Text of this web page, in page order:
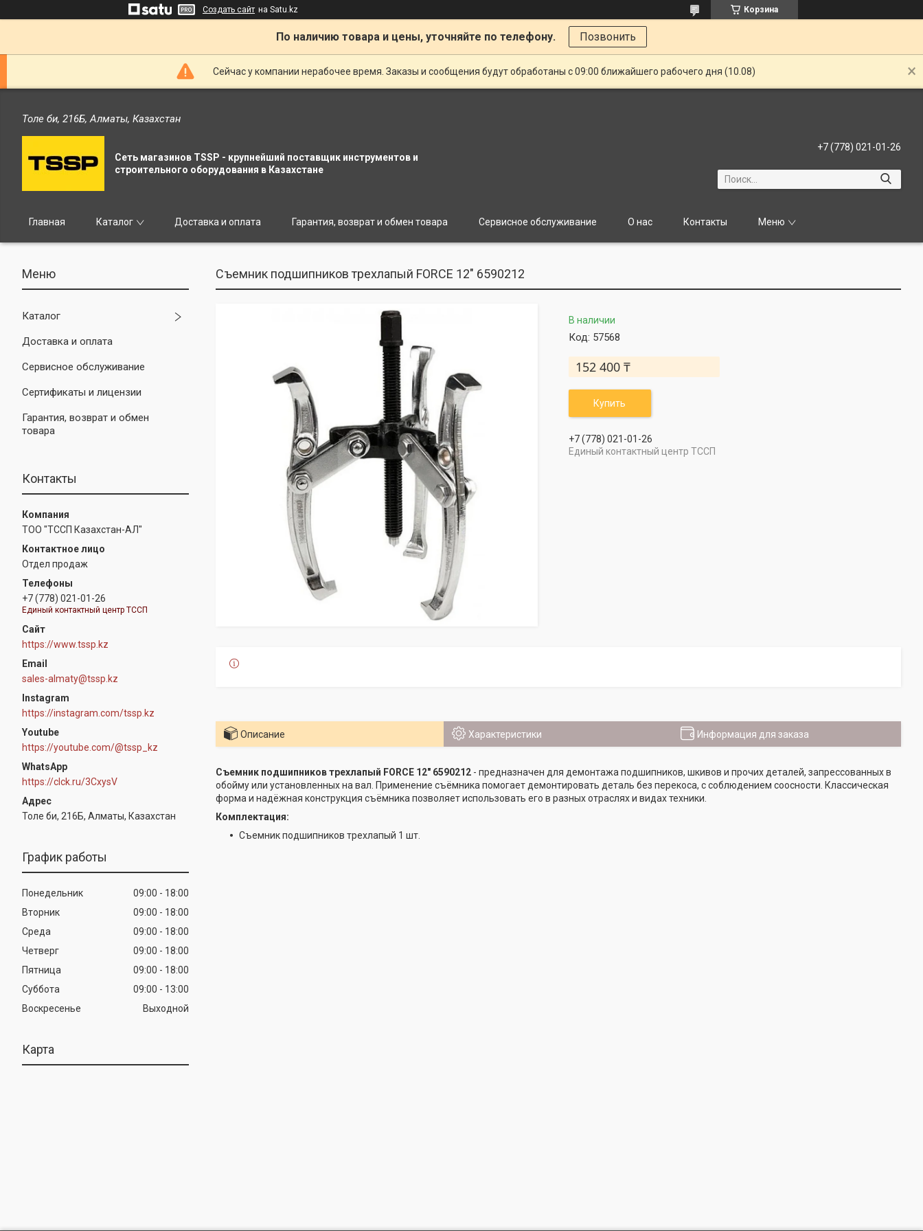
Создать сайт на Satu.kz Корзина
По наличию товара и цены, уточняйте по телефону. Позвонить
Сейчас у компании нерабочее время. Заказы и сообщения будут обработаны с 09:00 ближайшего рабочего дня (10.08)
Толе би, 216Б, Алматы, Казахстан
Сеть магазинов TSSP - крупнейший поставщик инструментов и
строительного оборудования в Казахстане
+7 (778) 021-01-26
Главная Каталог Доставка и оплата Гарантия, возврат и обмен товара Сервисное обслуживание О нас Контакты Меню
Каталог
Доставка и оплата
Сервисное обслуживание
Сертификаты и лицензии
Гарантия, возврат и обмен
товара
Контакты
ТОО "ТССП Казахстан-АЛ"
Отдел продаж
+7 (778) 021-01-26
Единый контактный центр ТССП
https://www.tssp.kz
sales-almaty@tssp.kz
Instagram
https://instagram.com/tssp.kz
Youtube
https://youtube.com/@tssp_kz
WhatsApp
https://clck.ru/3CxysV
Толе би, 216Б, Алматы, Казахстан
График работы
Понедельник 09:00
18:00
Вторник
09:00
18:00
Среда
09:00
18:00
Четверг
09:00
18:00
Пятница
09:00
18:00
Суббота
09:00
13:00
Воскресенье
Выходной
Карта
Съемник подшипников трехлапый FORCE 12" 6590212
В наличии
Код: 57568
152 400 ₸
Купить
+7 (778) 021-01-26
Единый контактный центр ТССП
Описание Характеристики Информация для заказа
Съемник подшипников трехлапый FORCE 12" 6590212- предназначен для демонтажа подшипников, шкивов и прочих деталей, запрессованных в
обойму или установленных на вал. Применение съёмника помогает демонтировать деталь без перекоса, с соблюдением соосности. Классическая
форма и надёжная конструкция съёмника позволяет использовать его в разных отраслях и видах техники.
Комплектация:
Съемник подшипников трехлапый 1 шт.